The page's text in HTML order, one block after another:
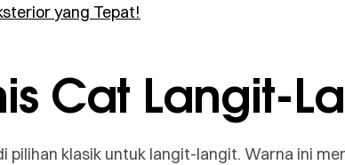
yang Tepat!
Cat Langit-
pilihan klasik untuk langit-langit. Warna ini